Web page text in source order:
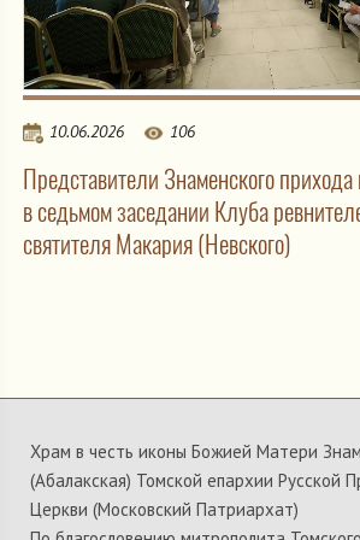
10.06.2026 106
Представители Знаменского
в седьмом заседании Клуба
святителя Макария (Невского)
Храм в честь иконы Божией Матери
(Абалакская) Томской епархии Русской
Церкви (Московский Патриархат)